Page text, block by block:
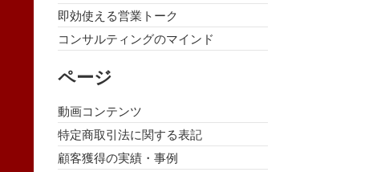
即効使える営業トーク
コンサルティングのマインド
ページ
動画コンテンツ
特定商取引法に関する表記
顧客獲得の実績・事例